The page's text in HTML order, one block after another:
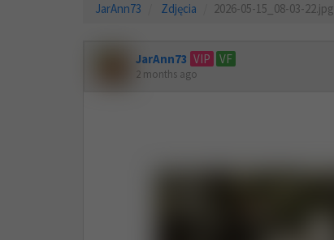
JarAnn73 Zdjęcia 2026-05-15_08-03-22.jpg
JarAnn73 VIP VF
2 months ago